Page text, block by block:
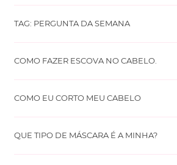
TAG: PERGUNTA DA SEMANA
COMO FAZER ESCOVA NO CABELO.
COMO EU CORTO MEU CABELO
QUE TIPO DE MÁSCARA É A MINHA?